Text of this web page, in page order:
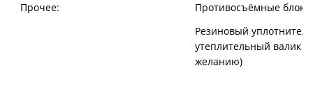
Прочее:
Противосъёмные
Резиновый
утеплительный валик
желанию)